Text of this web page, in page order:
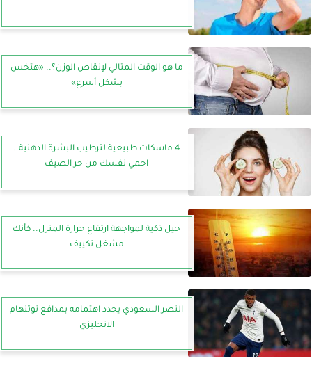
ما هو الوقت المثالي لإنقاص الوزن؟.. «هتخس
بشكل أسرع»
4 ماسكات طبيعية لترطيب البشرة الدهنية..
احمي نفسك من حر الصيف
حيل ذكية لمواجهة ارتفاع حرارة المنزل.. كأنك
مشغل تكييف
النصر السعودي يجدد اهتمامه بمدافع توتنهام
الانجليزي